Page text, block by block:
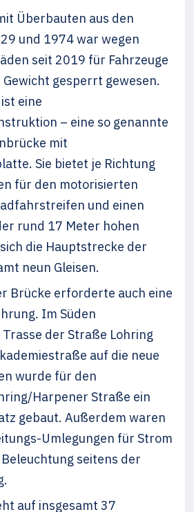
Überbauten aus den
und 1974 war wegen
seit 2019 für Fahrzeuge
gesperrt gewesen.
eine
– eine so genannte
mit
Sie bietet je Richtung
für den motorisierten
und einen
rund 17 Meter hohen
die Hauptstrecke der
neun Gleisen.
Brücke erforderte auch eine
Im Süden
der Straße Lohring
auf die neue
wurde für den
Harpener Straße ein
gebaut. Außerdem waren
Umlegungen für Strom
seitens der
auf insgesamt 37